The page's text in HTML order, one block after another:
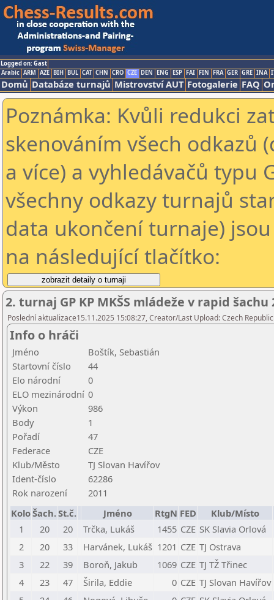
Logged on: Gast
Arabic ARM AZE BIH BUL CAT CHN CRO CZE DEN ENG ESP FAI FIN FRA GER GRE INA
Domů Databáze turnajů Mistrovství AUT Fotogalerie FAQ
Poznámka: Kvůli redukci
skenováním všech odkazů
a více) a vyhledávačů typu
všechny odkazy turnajů
data ukončení turnaje)
na následující tlačítko:
2. turnaj GP KP MKŠS mládeže v rapid
Poslední aktualizace15.11.2025 15:08:27, Creator/Last Upload: Czech
Info o hráči
Jméno
Boštík, Sebastián
Startovní číslo
44
Elo národní
0
ELO mezinárodní 0
Výkon
986
Body
1
Pořadí
47
Federace
CZE
Klub/Město
TJ Slovan Havířov
Ident-číslo
62286
Rok narození
2011
KoloŠach.St.č. Jméno RtgN FED Klub/Místo
1
20 20 Trčka, Lukáš 1455 CZE SK Slavia Orlová
2
20 33 Harvánek, Lukáš 1201 CZE TJ Ostrava
3
22 39 Boroň, Jakub 1069 CZE TJ TŽ Třinec
4
23 47 Širila, Eddie 0 CZE TJ Slovan Havířov